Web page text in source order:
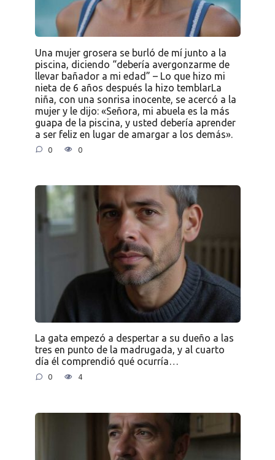
Una mujer grosera se burló de mí junto a la
piscina, diciendo “debería avergonzarme de
llevar bañador a mi edad” – Lo que hizo mi
nieta de 6 años después la hizo temblarLa
niña, con una sonrisa inocente, se acercó a la
mujer y le dijo: «Señora, mi abuela es la más
guapa de la piscina, y usted debería aprender
a ser feliz en lugar de amargar a los demás».
0 0
La gata empezó a despertar a su dueño a las
tres en punto de la madrugada, y al cuarto
día él comprendió qué ocurría…
0 4